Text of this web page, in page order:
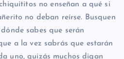
no enseñan a qué si
no deban reírse. Busquen
sabes que serán
a la vez sabrás que estarán
uno, quizás muchos digan